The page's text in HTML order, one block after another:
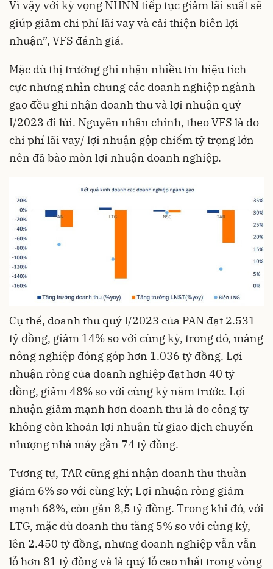
Vì vậy với kỳ vọng NHNN tiếp tục giảm lãi suất sẽ
giúp giảm chi phí lãi vay và cải thiện biên lợi
nhuận”, VFS đánh giá.
Mặc dù thị trường ghi nhận nhiều tín hiệu tích
cực nhưng nhìn chung các doanh nghiệp ngành
gạo đều ghi nhận doanh thu và lợi nhuận quý
I/2023 đi lùi. Nguyên nhân chính, theo VFS là do
chi phí lãi vay/ lợi nhuận gộp chiếm tỷ trọng lớn
nên đã bào mòn lợi nhuận doanh nghiệp.
Cụ thể, doanh thu quý I/2023 của PAN đạt 2.531
tỷ đồng, giảm 14% so với cùng kỳ, trong đó, mảng
nông nghiệp đóng góp hơn 1.036 tỷ đồng. Lợi
nhuận ròng của doanh nghiệp đạt hơn 40 tỷ
đồng, giảm 48% so với cùng kỳ năm trước. Lợi
nhuận giảm mạnh hơn doanh thu là do công ty
không còn khoản lợi nhuận từ giao dịch chuyển
nhượng nhà máy gần 74 tỷ đồng.
Tương tự, TAR cũng ghi nhận doanh thu thuần
giảm 6% so với cùng kỳ; Lợi nhuận ròng giảm
mạnh 68%, còn gần 8,5 tỷ đồng. Trong khi đó, với
LTG, mặc dù doanh thu tăng 5% so với cùng kỳ,
lên 2.450 tỷ đồng, nhưng doanh nghiệp vẫn vẫn
lỗ hơn 81 tỷ đồng và là quý lỗ cao nhất trong vòng